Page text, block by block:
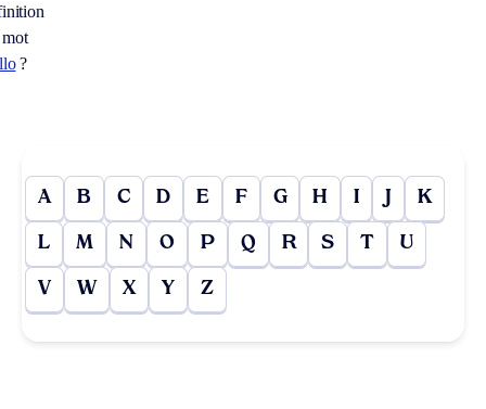
?
A B C D E F G H I J K
L M N O P Q R S T U
V W X Y Z